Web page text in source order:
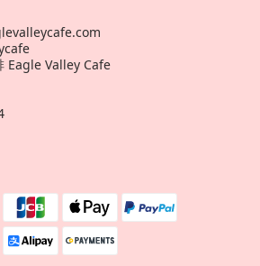
Eagle Valley Cafe